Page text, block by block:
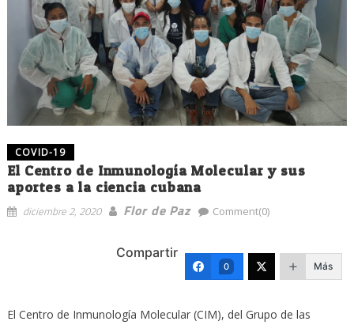
COVID-19
El Centro de Inmunología Molecular y sus
aportes a la ciencia cubana
diciembre 2, 2020 Flor de Paz Comment(0)
Compartir
0 Más
El Centro de Inmunología Molecular (CIM), del Grupo de las